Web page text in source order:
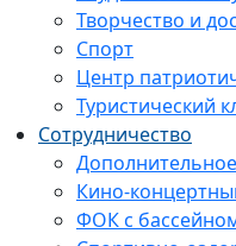
Творчество и
Спорт
Центр
Туристический
Сотрудничество
Кино-
ФОК с